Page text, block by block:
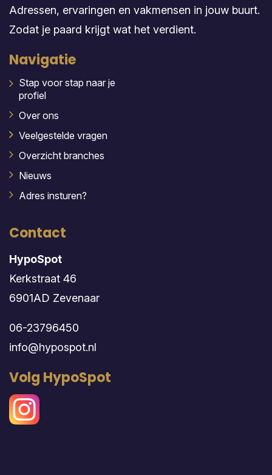
Adressen, ervaringen en vakmensen in jouw buurt.
Zodat je paard krijgt wat het verdient.
Navigatie
Stap voor stap naar je
profiel
Over ons
Veelgestelde vragen
Overzicht branches
Nieuws
Adres insturen?
Contact
HypoSpot
Kerkstraat 46
6901AD Zevenaar
06-23796450
info@hypospot.nl
Volg HypoSpot